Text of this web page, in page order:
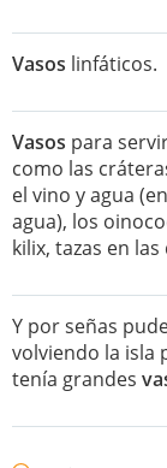
Vasos linfáticos.
Vasos para
como las
el vino y agua
agua), los
kilix, tazas en
Y por señas
volviendo la isla
tenía grandes